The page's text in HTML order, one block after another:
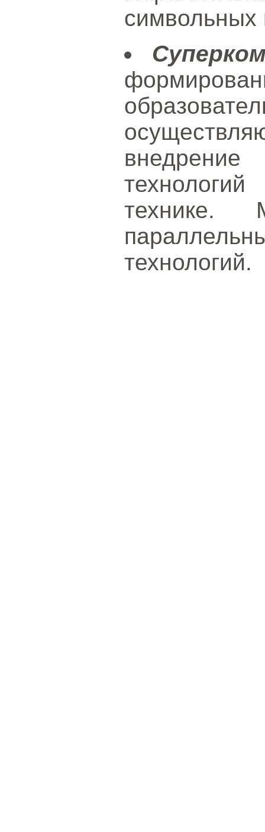
символьных
технике.
технологий.